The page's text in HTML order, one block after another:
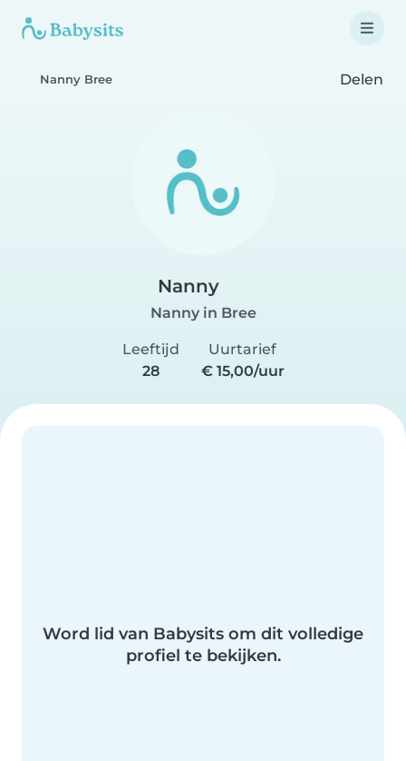
Nanny Bree Delen
Nanny
Nanny in Bree
Leeftijd
28
Uurtarief
€ 15,00/uur
Word lid van Babysits om dit volledige
profiel te bekijken.